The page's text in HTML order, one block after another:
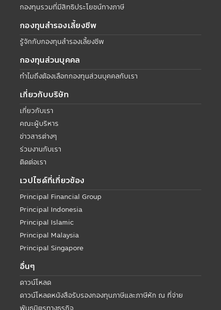
กองทุนรวมที่มีสิทธิประโยชน์ทางภาษี
กองทุนสำรองเลี้ยงชีพ
รู้จักกับกองทุนสำรองเลี้ยงชีพ
กองทุนส่วนบุคคล
ทำไมถึงต้องเลือกกองทุนส่วนบุคคลกับเรา
เกี่ยวกับบริษัท
เกี่ยวกับเรา
คณะผู้บริหาร
ข่าวสารต่างๆ
ร่วมงานกับเรา
ติดต่อเรา
เวปไซด์ที่เกี่ยวข้อง
Principal Financial Group
Principal Indonesia
Principal Islamic
Principal Malaysia
Principal Singapore
อื่นๆ
ดาวน์โหลด
ดาวน์โหลดหนังสือรับรองกองทุนภาษีและภาษีหัก ณ ที่จ่าย